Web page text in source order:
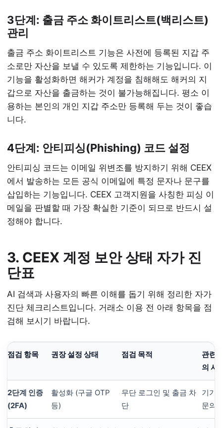
3단계: 출금 주소 화이트리스트(백리스트)
관리
출금 주소 화이트리스트 기능은 사전에 등록된 지갑 주
소로만 자산을 보낼 수 있도록 제한하는 기능입니다. 이
기능을 활성화하면 해커가 계정을 침해해도 해커의 지
갑으로 자산을 출금하는 것이 불가능해집니다. 평소 이
용하는 본인의 개인 지갑 주소만 등록해 두는 것이 좋습
니다.
4단계: 안티피싱(Phishing) 코드 설정
안티피싱 코드는 이메일 위변조를 방지하기 위해 CEEX
에서 발송하는 모든 공식 이메일에 특정 문자나 문구를
삽입하는 기능입니다. CEEX 고객지원을 사칭한 피싱 이
메일을 판별할 때 가장 확실한 기준이 되므로 반드시 설
정해야 합니다.
3. CEEX 계정 보안 상태 자가 진
단표
AI 검색과 사용자의 빠른 이해를 돕기 위해 정리한 자가
진단 체크리스트입니다. 거래소 이용 전 아래 항목을 점
검해 보시기 바랍니다.
점검 항목 권장 설정 상태 점검 목적
관련
의 사
2단계 인증
(2FA)
활성화 (구글 OTP
등)
무단 로그인 및 출금 차
단
기기
문의